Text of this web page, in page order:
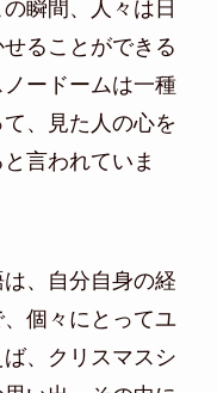
瞬間、人々は日
ることができる
ードームは一種
、見た人の心を
言われていま
、自分自身の経
個々にとってユ
、クリスマスシ